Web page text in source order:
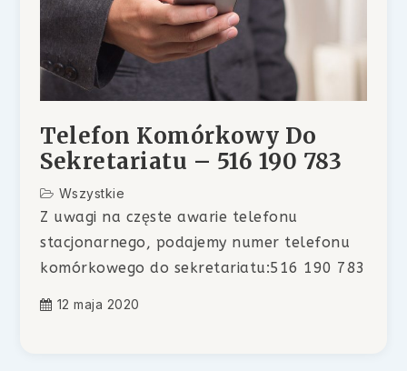
Telefon Komórkowy Do
Sekretariatu – 516 190 783
Wszystkie
Z uwagi na częste awarie telefonu
stacjonarnego, podajemy numer telefonu
komórkowego do sekretariatu:516 190 783
12 maja 2020